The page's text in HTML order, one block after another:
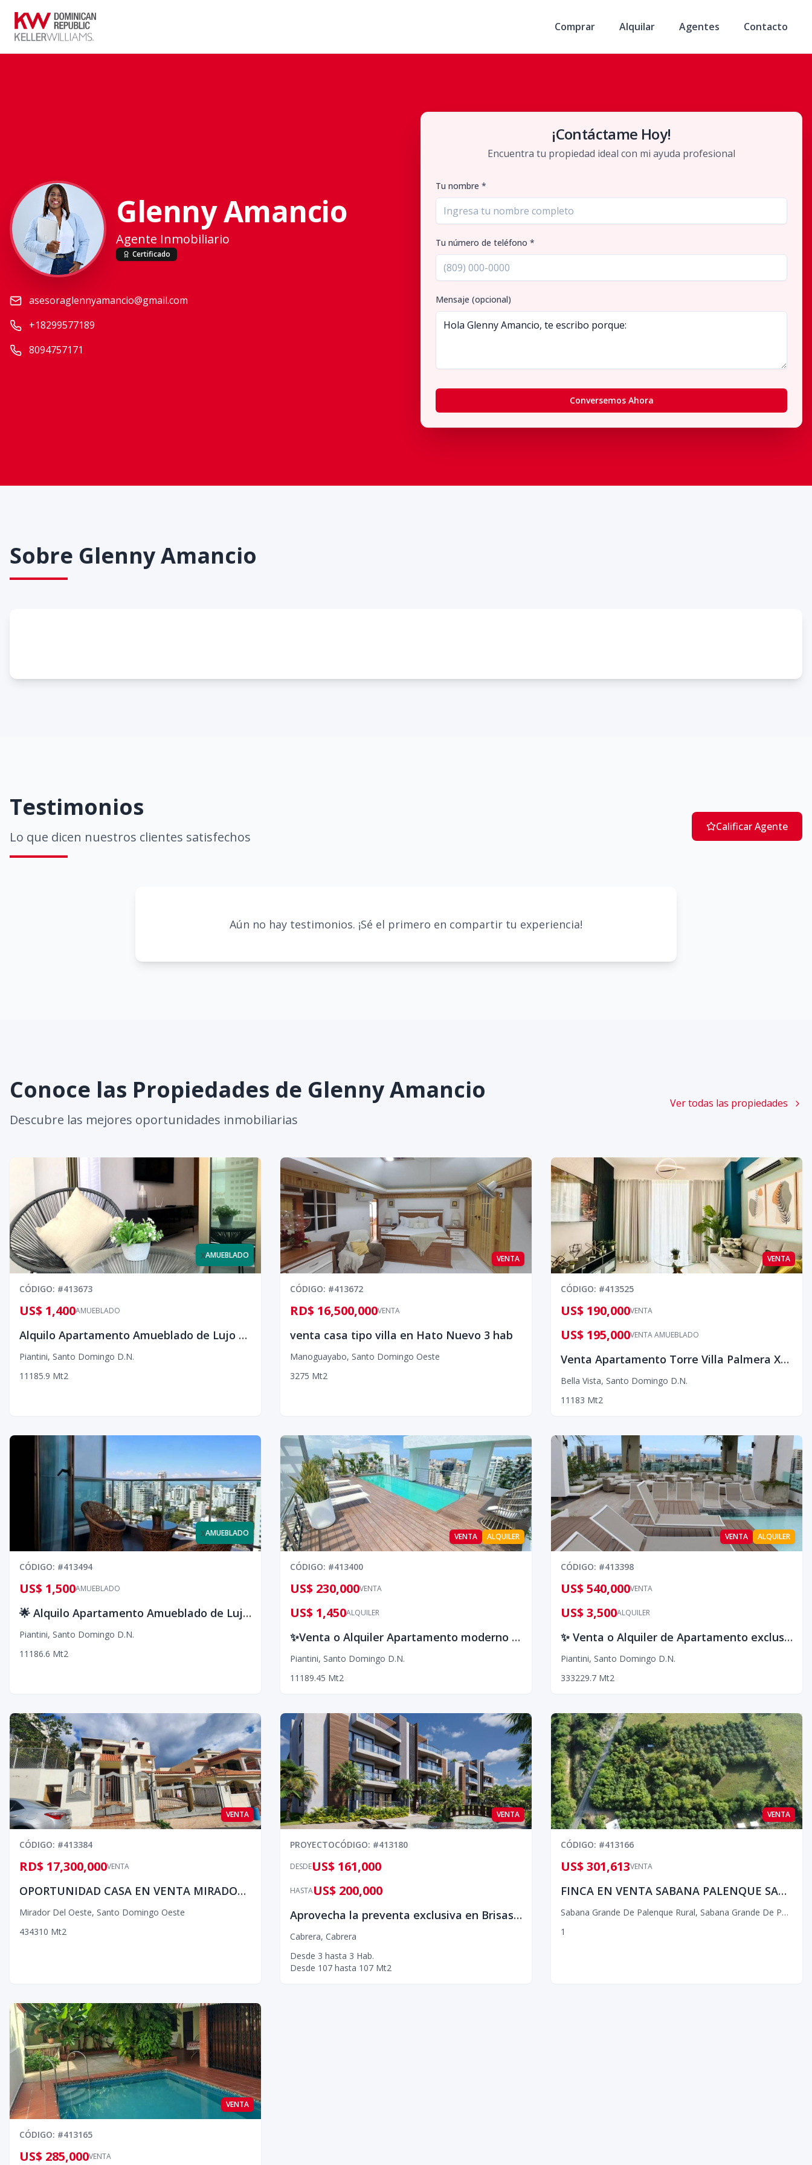
Comprar Alquilar Agentes Contacto
Glenny Amancio
Agente Inmobiliario
Certificado
asesoraglennyamancio@gmail.com
+18299577189
8094757171
¡Contáctame Hoy!
Encuentra tu propiedad ideal con mi ayuda profesional
Tu nombre *
Tu número de teléfono *
Mensaje (opcional)
Conversemos Ahora
Sobre Glenny Amancio
Testimonios
Lo que dicen nuestros clientes satisfechos
Calificar Agente
Aún no hay testimonios. ¡Sé el primero en compartir tu experiencia!
Conoce las Propiedades de Glenny Amancio
Descubre las mejores oportunidades inmobiliarias
Ver todas las propiedades
xAMUEBLADO
CÓDIGO: #413673
AMUEBLADO
US$ 1,400
Alquilo Apartamento Amueblado de Lujo con Balcón en Torre Premium – 1 Habitación | US$1,400
Piantini, Santo Domingo D.N.
1 1 185.9 Mt2
VENTA
CÓDIGO: #413672
VENTA
RD$ 16,500,000
venta casa tipo villa en Hato Nuevo 3 hab
Manoguayabo, Santo Domingo Oeste
3275 Mt2
VENTA
CÓDIGO: #413525
VENTA
US$ 190,000
VENTA AMUEBLADO
US$ 195,000
Venta Apartamento Torre Villa Palmera XVIII; Inversión y Lujo Urbano Amueblado o sin Amueblar
Bella Vista, Santo Domingo D.N.
1 1 183 Mt2
xAMUEBLADO
CÓDIGO: #413494
AMUEBLADO
US$ 1,500
🌟 Alquilo Apartamento Amueblado de Lujo con Balcón en Torre Premium
Piantini, Santo Domingo D.N.
1 1 186.6 Mt2
VENTA ALQUILER
CÓDIGO: #413400
VENTA
US$ 230,000
ALQUILER
US$ 1,450
✨Venta o Alquiler Apartamento moderno en piso alto, ideal para vivir o invertir ✨
Piantini, Santo Domingo D.N.
1 1 189.45 Mt2
VENTA ALQUILER
CÓDIGO: #413398
VENTA
US$ 540,000
ALQUILER
US$ 3,500
✨ Venta o Alquiler de Apartamento exclusivo con vista 360° Vive el lujo desde las alturas: ✨
Piantini, Santo Domingo D.N.
333229.7 Mt2
VENTA
CÓDIGO: #413384
VENTA
RD$ 17,300,000
OPORTUNIDAD CASA EN VENTA MIRADOR DEL OESTE
Mirador Del Oeste, Santo Domingo Oeste
434310 Mt2
VENTA
PROYECTOCÓDIGO: #413180
DESDEUS$ 161,000
HASTAUS$ 200,000
Aprovecha la preventa exclusiva en Brisas Residences Cabrera
Cabrera, Cabrera
Desde 3 hasta 3 Hab.
Desde 107 hasta 107 Mt2
VENTA
CÓDIGO: #413166
VENTA
US$ 301,613
FINCA EN VENTA SABANA PALENQUE SAN CRISTOBAL
Sabana Grande De Palenque Rural, Sabana Grande De Palenque
1
VENTA
CÓDIGO: #413165
VENTA
US$ 285,000